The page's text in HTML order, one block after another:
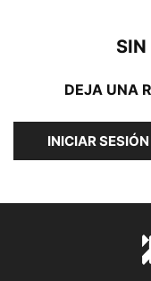
SIN
DEJA UNA
INICIAR